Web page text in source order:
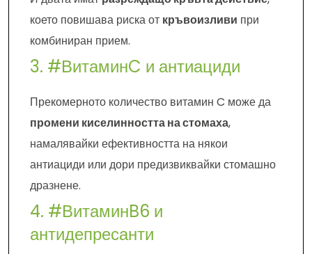
което повишава риска от кръвоизливи при
комбиниран прием.
3. #ВитаминC и антиациди
Прекомерното количество витамин C може да
промени киселинността на стомаха,
намалявайки ефективността на някои
антиациди или дори предизвиквайки стомашно
дразнене.
4. #ВитаминB6 и
антидепресанти